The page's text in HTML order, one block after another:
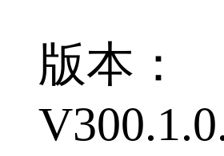
版本：